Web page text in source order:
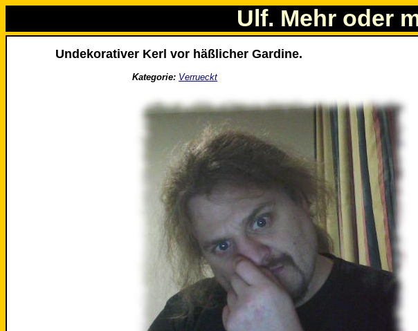
Ulf. Mehr oder
Undekorativer Kerl vor häßlicher Gardine.
Kategorie: Verrueckt